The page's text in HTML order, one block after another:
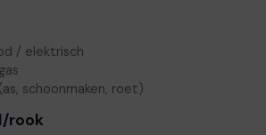
/ elektrisch
schoonmaken, roet)
rook